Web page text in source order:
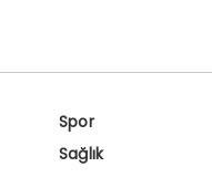
Spor
Sağlık